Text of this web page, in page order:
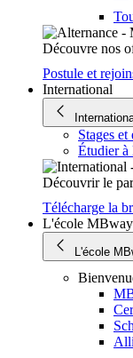
Découvre nos
Postule et
International
Stages
Étudier à
Découvrir le
Télécharge la
L'école MBway
L'école